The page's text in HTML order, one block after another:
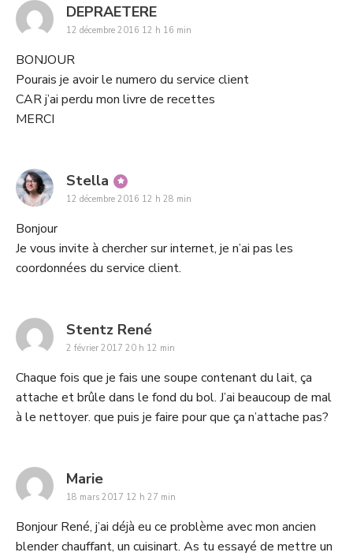
DEPRAETEREsays:
12 décembre 2016 12 h 16 min
BONJOUR
Pourais je avoir le numero du service client
CAR j’ai perdu mon livre de recettes
MERCI
Stella says:
12 décembre 2016 12 h 28 min
Bonjour
Je vous invite à chercher sur internet, je n’ai pas les
coordonnées du service client.
Stentz Renésays:
2 février 2017 20 h 12 min
Chaque fois que je fais une soupe contenant du lait, ça
attache et brûle dans le fond du bol. J’ai beaucoup de mal
à le nettoyer. que puis je faire pour que ça n’attache pas?
Mariesays:
18 mars 2017 12 h 27 min
Bonjour René, j’ai déjà eu ce problème avec mon ancien
blender chauffant, un cuisinart. As tu essayé de mettre un